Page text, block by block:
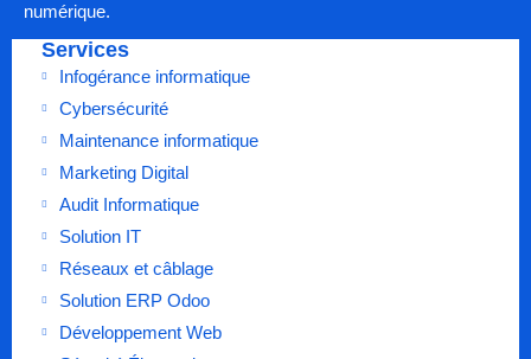
numérique.
Services
Infogérance informatique
Cybersécurité
Maintenance informatique
Marketing Digital
Audit Informatique
Solution IT
Réseaux et câblage
Solution ERP Odoo
Développement Web